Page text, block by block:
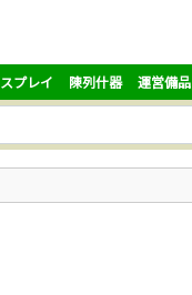
プレイ 陳列什器 運営備品